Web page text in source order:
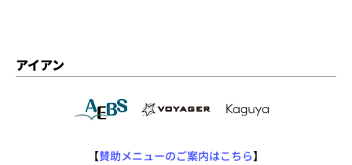
アイアン
【賛助メニューのご案内はこちら】